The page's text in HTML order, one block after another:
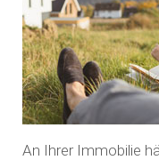
An Ihrer Immobilie